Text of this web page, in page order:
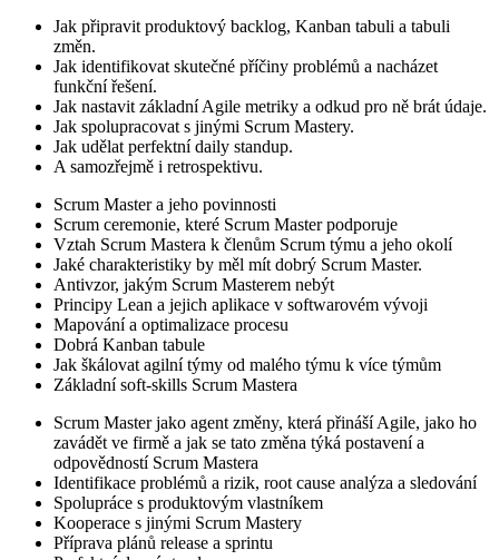
Jak připravit produktový backlog, Kanban tabuli a tabuli
změn.
Jak identifikovat skutečné příčiny problémů a nacházet
funkční řešení.
Jak nastavit základní Agile metriky a odkud pro ně brát údaje.
Jak spolupracovat s jinými Scrum Mastery.
Jak udělat perfektní daily standup.
A samozřejmě i retrospektivu.
Scrum Master a jeho povinnosti
Scrum ceremonie, které Scrum Master podporuje
Vztah Scrum Mastera k členům Scrum týmu a jeho okolí
Jaké charakteristiky by měl mít dobrý Scrum Master.
Antivzor, jakým Scrum Masterem nebýt
Principy Lean a jejich aplikace v softwarovém vývoji
Mapování a optimalizace procesu
Dobrá Kanban tabule
Jak škálovat agilní týmy od malého týmu k více týmům
Základní soft-skills Scrum Mastera
Scrum Master jako agent změny, která přináší Agile, jako ho
zavádět ve firmě a jak se tato změna týká postavení a
odpovědností Scrum Mastera
Identifikace problémů a rizik, root cause analýza a sledování
Spolupráce s produktovým vlastníkem
Kooperace s jinými Scrum Mastery
Příprava plánů release a sprintu